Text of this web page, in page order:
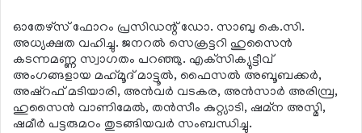
ഓതേഴ്‌സ് ഫോറം പ്രസിഡന്റ് ഡോ. സാബു കെ.സി.
അധ്യക്ഷത വഹിച്ചു. ജനറല്‍ സെക്രട്ടറി ഹുസൈന്‍
കടന്നമണ്ണ സ്വാഗതം പറഞ്ഞു. എക്‌സിക്യുട്ടീവ്
അംഗങ്ങളായ മഹ്‌മൂദ് മാട്ടൂല്‍, ഫൈസല്‍ അബൂബക്കര്‍,
അഷ്‌റഫ് മടിയാരി, അന്‍വര്‍ വടകര, അന്‍സാര്‍ അരിമ്പ്ര,
ഹുസൈന്‍ വാണിമേല്‍, തന്‍സീം കുറ്റ്യാടി, ഷമ്‌ന അസ്മി,
ഷമീര്‍ പട്ടരുമഠം തുടങ്ങിയവര്‍ സംബന്ധിച്ചു.